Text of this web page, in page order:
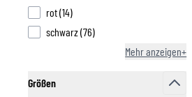
rot(14products available
)
schwarz(76products available
)
Mehr anzeigen+
Größen